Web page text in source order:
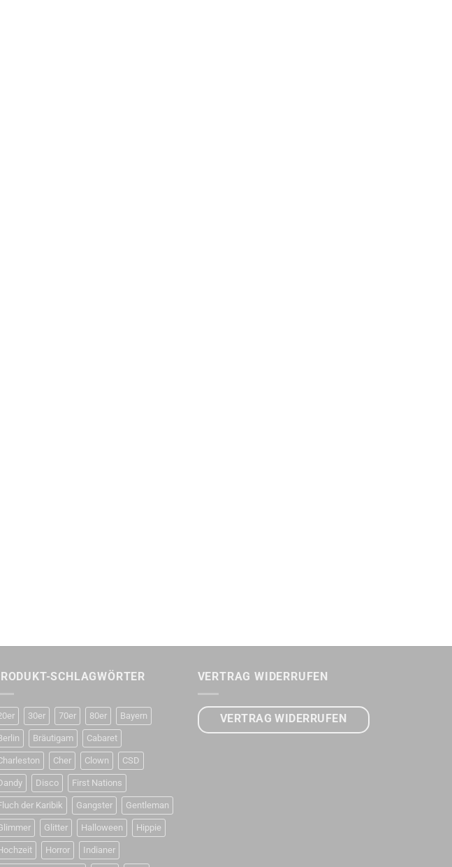
SCHLAGWÖRTER
30er 70er 80er Bayern
Bräutigam Cabaret
Cher Clown CSD
Disco First Nations
der Karibik Gangster Gentleman
Glitter Halloween Hippie
Horror Indianer
VERTRAG WIDERRUFEN
VERTRAG WIDERRUFEN